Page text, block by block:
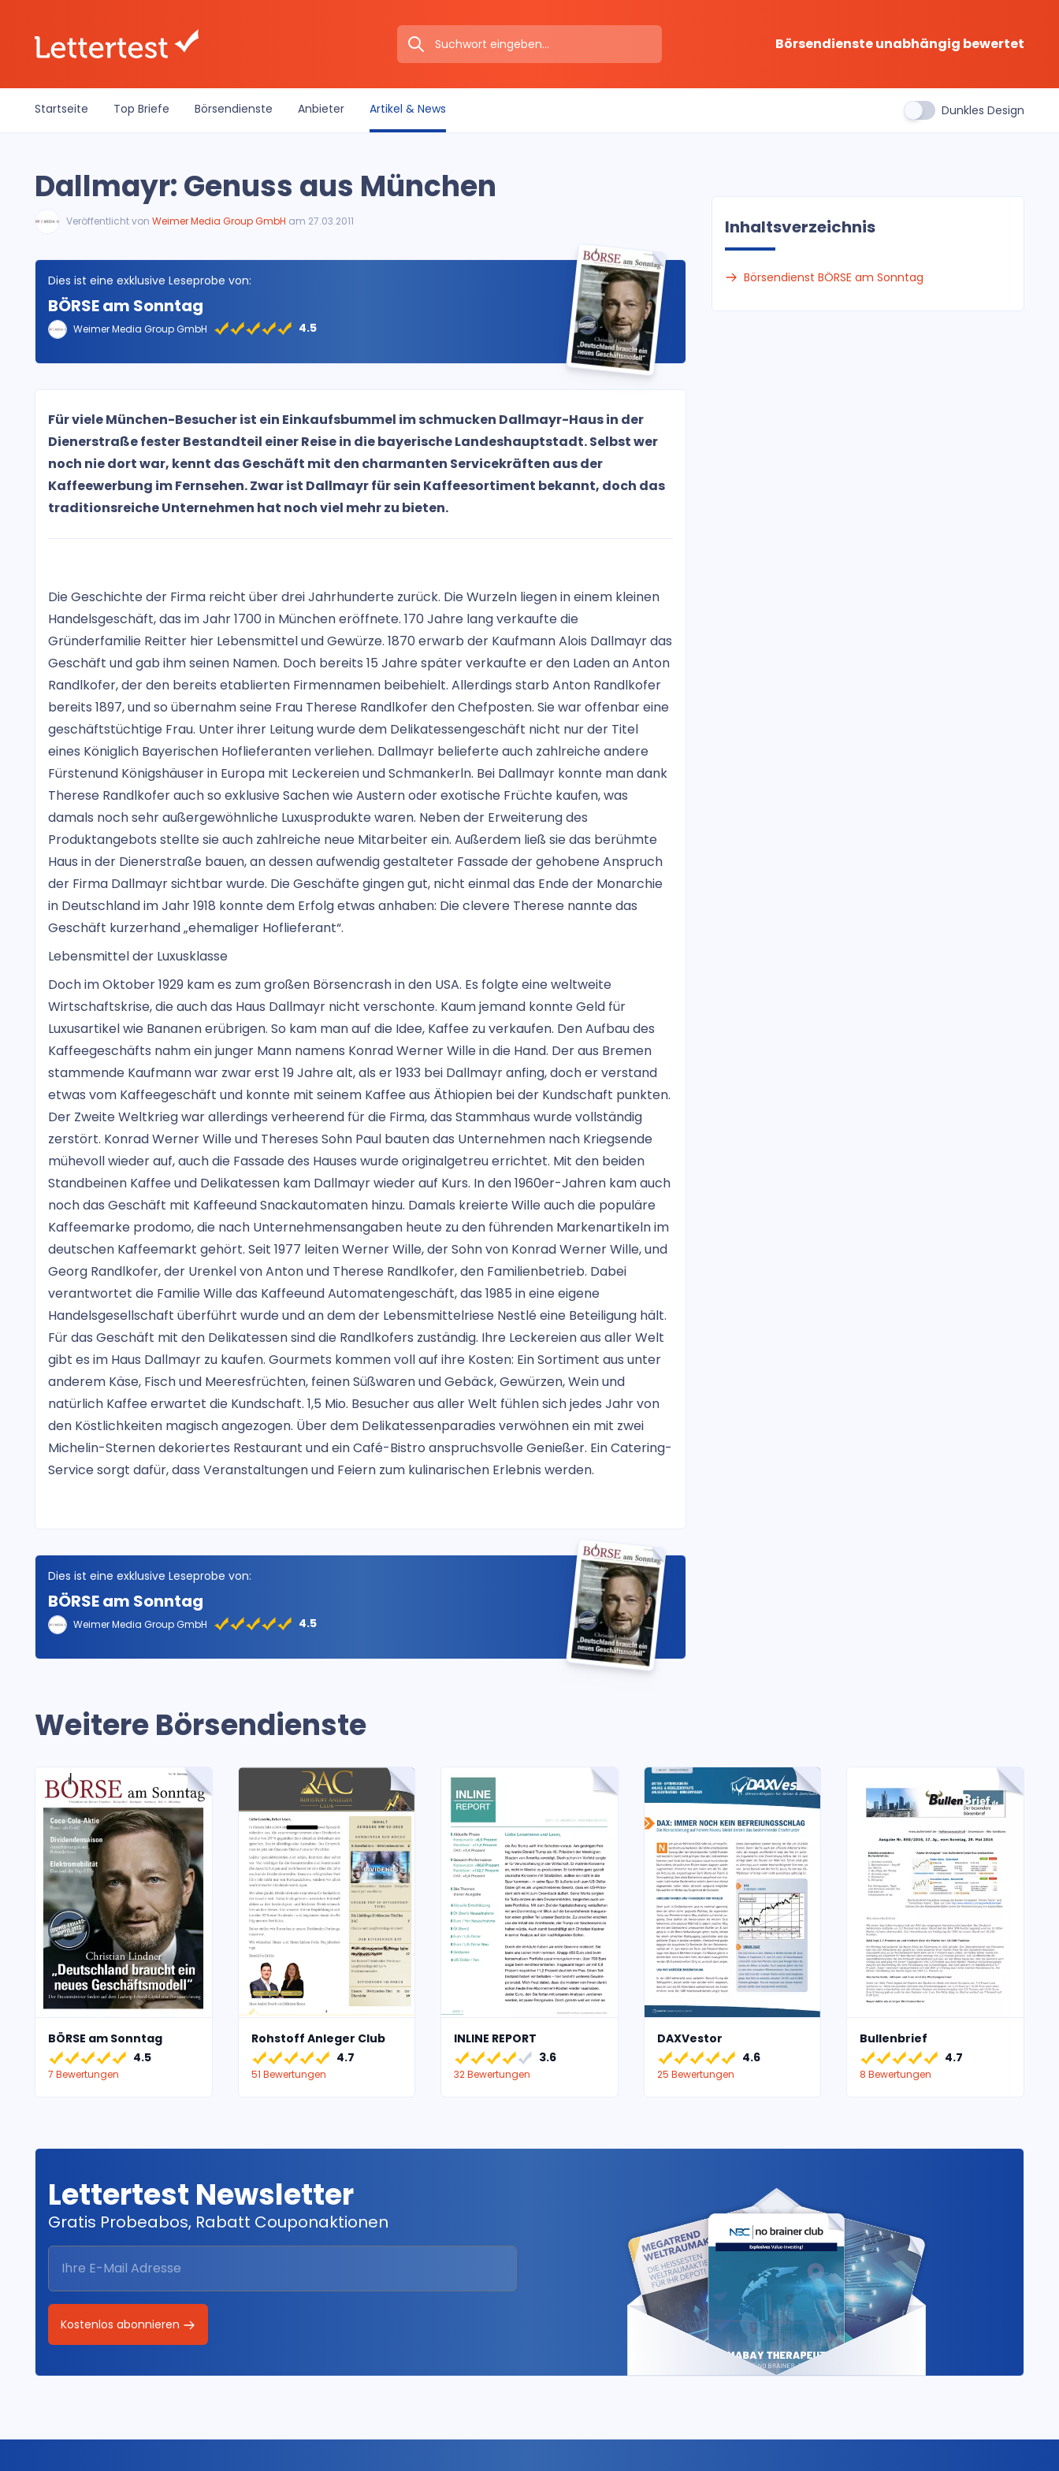
Börsendienste unabhängig bewertet
Startseite Top Briefe Börsendienste Anbieter Artikel & News Dunkles Design
Dallmayr: Genuss aus München
Veröffentlicht von Weimer Media Group GmbH am 27.03.2011
Dies ist eine exklusive Leseprobe von:
BÖRSE am Sonntag
Weimer Media Group GmbH 4.5
Für viele München-Besucher ist ein Einkaufsbummel im schmucken Dallmayr-Haus in der
Dienerstraße fester Bestandteil einer Reise in die bayerische Landeshauptstadt. Selbst wer
noch nie dort war, kennt das Geschäft mit den charmanten Servicekräften aus der
Kaffeewerbung im Fernsehen. Zwar ist Dallmayr für sein Kaffeesortiment bekannt, doch das
traditionsreiche Unternehmen hat noch viel mehr zu bieten.
Die Geschichte der Firma reicht über drei Jahrhunderte zurück. Die Wurzeln liegen in einem kleinen
Handelsgeschäft, das im Jahr 1700 in München eröffnete. 170 Jahre lang verkaufte die
Gründerfamilie Reitter hier Lebensmittel und Gewürze. 1870 erwarb der Kaufmann Alois Dallmayr das
Geschäft und gab ihm seinen Namen. Doch bereits 15 Jahre später verkaufte er den Laden an Anton
Randlkofer, der den bereits etablierten Firmennamen beibehielt. Allerdings starb Anton Randlkofer
bereits 1897, und so übernahm seine Frau Therese Randlkofer den Chefposten. Sie war offenbar eine
geschäftstüchtige Frau. Unter ihrer Leitung wurde dem Delikatessengeschäft nicht nur der Titel
eines Königlich Bayerischen Hoflieferanten verliehen. Dallmayr belieferte auch zahlreiche andere
Fürstenund Königshäuser in Europa mit Leckereien und Schmankerln. Bei Dallmayr konnte man dank
Therese Randlkofer auch so exklusive Sachen wie Austern oder exotische Früchte kaufen, was
damals noch sehr außergewöhnliche Luxusprodukte waren. Neben der Erweiterung des
Produktangebots stellte sie auch zahlreiche neue Mitarbeiter ein. Außerdem ließ sie das berühmte
Haus in der Dienerstraße bauen, an dessen aufwendig gestalteter Fassade der gehobene Anspruch
der Firma Dallmayr sichtbar wurde. Die Geschäfte gingen gut, nicht einmal das Ende der Monarchie
in Deutschland im Jahr 1918 konnte dem Erfolg etwas anhaben: Die clevere Therese nannte das
Geschäft kurzerhand „ehemaliger Hoflieferant“.
Lebensmittel der Luxusklasse
Doch im Oktober 1929 kam es zum großen Börsencrash in den USA. Es folgte eine weltweite
Wirtschaftskrise, die auch das Haus Dallmayr nicht verschonte. Kaum jemand konnte Geld für
Luxusartikel wie Bananen erübrigen. So kam man auf die Idee, Kaffee zu verkaufen. Den Aufbau des
Kaffeegeschäfts nahm ein junger Mann namens Konrad Werner Wille in die Hand. Der aus Bremen
stammende Kaufmann war zwar erst 19 Jahre alt, als er 1933 bei Dallmayr anfing, doch er verstand
etwas vom Kaffeegeschäft und konnte mit seinem Kaffee aus Äthiopien bei der Kundschaft punkten.
Der Zweite Weltkrieg war allerdings verheerend für die Firma, das Stammhaus wurde vollständig
zerstört. Konrad Werner Wille und Thereses Sohn Paul bauten das Unternehmen nach Kriegsende
mühevoll wieder auf, auch die Fassade des Hauses wurde originalgetreu errichtet. Mit den beiden
Standbeinen Kaffee und Delikatessen kam Dallmayr wieder auf Kurs. In den 1960er-Jahren kam auch
noch das Geschäft mit Kaffeeund Snackautomaten hinzu. Damals kreierte Wille auch die populäre
Kaffeemarke prodomo, die nach Unternehmensangaben heute zu den führenden Markenartikeln im
deutschen Kaffeemarkt gehört. Seit 1977 leiten Werner Wille, der Sohn von Konrad Werner Wille, und
Georg Randlkofer, der Urenkel von Anton und Therese Randlkofer, den Familienbetrieb. Dabei
verantwortet die Familie Wille das Kaffeeund Automatengeschäft, das 1985 in eine eigene
Handelsgesellschaft überführt wurde und an dem der Lebensmittelriese Nestlé eine Beteiligung hält.
Für das Geschäft mit den Delikatessen sind die Randlkofers zuständig. Ihre Leckereien aus aller Welt
gibt es im Haus Dallmayr zu kaufen. Gourmets kommen voll auf ihre Kosten: Ein Sortiment aus unter
anderem Käse, Fisch und Meeresfrüchten, feinen Süßwaren und Gebäck, Gewürzen, Wein und
natürlich Kaffee erwartet die Kundschaft. 1,5 Mio. Besucher aus aller Welt fühlen sich jedes Jahr von
den Köstlichkeiten magisch angezogen. Über dem Delikatessenparadies verwöhnen ein mit zwei
Michelin-Sternen dekoriertes Restaurant und ein Café-Bistro anspruchsvolle Genießer. Ein Catering-
Service sorgt dafür, dass Veranstaltungen und Feiern zum kulinarischen Erlebnis werden.
Dies ist eine exklusive Leseprobe von:
BÖRSE am Sonntag
Weimer Media Group GmbH 4.5
Inhaltsverzeichnis
Börsendienst BÖRSE am Sonntag
Weitere Börsendienste
BÖRSE am Sonntag
4.5
7 Bewertungen
Rohstoff Anleger Club
4.7
51 Bewertungen
INLINE REPORT
3.6
32 Bewertungen
DAXVestor
4.6
25 Bewertungen
Bullenbrief
4.7
8 Bewertungen
Lettertest Newsletter
Gratis Probeabos, Rabatt Couponaktionen
Kostenlos abonnieren